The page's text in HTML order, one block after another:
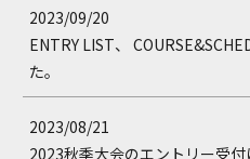
2023/09/20
ENTRY LIST、
た。
2023/08/21
2023秋季大会のエントリー受付